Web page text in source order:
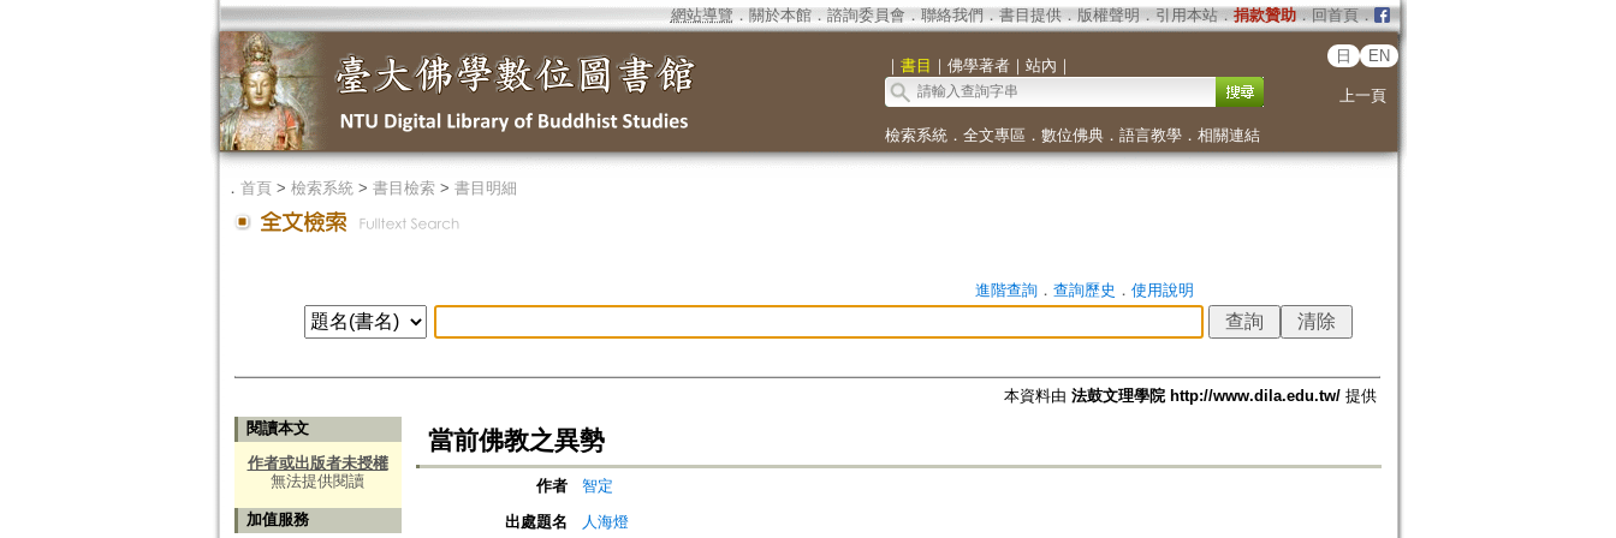
網站導覽 ． 關於本館． 諮詢委員會． 聯絡我們 ． 書目提供． 版權聲明 ． 引用本站． 捐款贊助．回首頁．
｜ 書目 ｜ 佛學著者｜ 站內 ｜
日 EN
上一頁
檢索系統． 全文專區 ． 數位佛典． 語言教學． 相關連結
． 首頁> 檢索系統> 書目檢索> 書目明細
進階查詢． 查詢歷史 ． 使用說明
本資料由 法鼓文理學院 http://www.dila.edu.tw/提供
閱讀本文
作者或出版者未授權
無法提供閱讀
加值服務
當前佛教之異勢
作者
智定
出處題名
人海燈